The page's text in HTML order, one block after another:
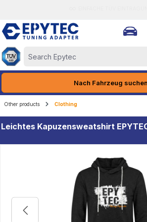
Nach Fahrzeug suchen
Other products Clothing
Leichtes Kapuzensweatshirt